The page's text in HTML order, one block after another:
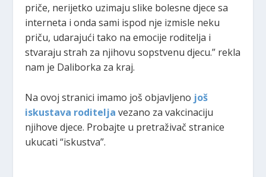
priče, nerijetko uzimaju slike bolesne djece sa
interneta i onda sami ispod nje izmisle neku
priču, udarajući tako na emocije roditelja i
stvaraju strah za njihovu sopstvenu djecu.” rekla
nam je Daliborka za kraj.
Na ovoj stranici imamo još objavljeno još
iskustava roditelja vezano za vakcinaciju
njihove djece. Probajte u pretraživač stranice
ukucati “iskustva”.